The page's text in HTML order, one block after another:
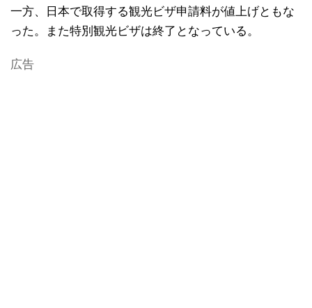
一方、日本で取得する観光ビザ申請料が値上げともな
った。また特別観光ビザは終了となっている。
広告